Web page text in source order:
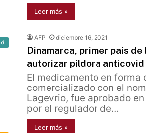
Leer más »
AFP diciembre 16, 2021
Dinamarca, primer país de
autorizar píldora
El medicamento en forma
comercializado con el
Lagevrio, fue aprobado
por el regulador de…
Leer más »